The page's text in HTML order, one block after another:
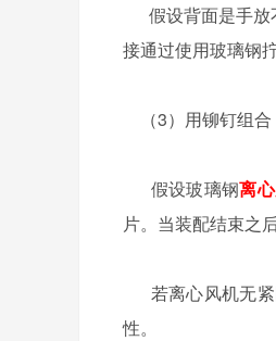
假设背面是手放
接通过使用玻璃钢拧
（3）用铆钉组合
假设玻璃钢离
片。当装配结束之
若离心风机无紧
性。